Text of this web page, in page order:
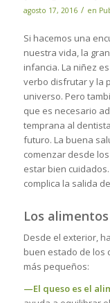
agosto 17, 2016 / en
Si hacemos una
nuestra vida, la
infancia. La niñez
verbo disfrutar y la
universo. Pero
que es necesario
temprana al
futuro. La buena
comenzar desde
estar bien
complica la salida
Los
Desde el exterior,
buen estado de los
más pequeños:
—El queso es el